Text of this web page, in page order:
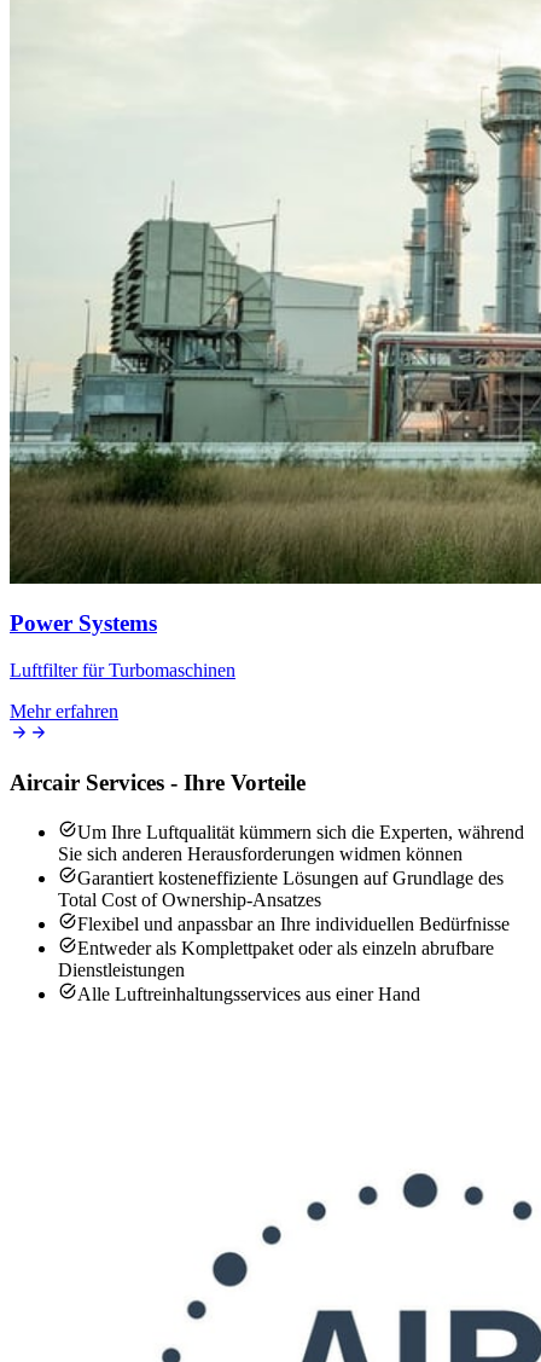
Power Systems
Luftfilter für Turbomaschinen
Mehr erfahren
Aircair Services - Ihre Vorteile
Um Ihre Luftqualität kümmern sich die Experten, während
Sie sich anderen Herausforderungen widmen können
Garantiert kosteneffiziente Lösungen auf Grundlage des
Total Cost of Ownership-Ansatzes
Flexibel und anpassbar an Ihre individuellen Bedürfnisse
Entweder als Komplettpaket oder als einzeln abrufbare
Dienstleistungen
Alle Luftreinhaltungsservices aus einer Hand